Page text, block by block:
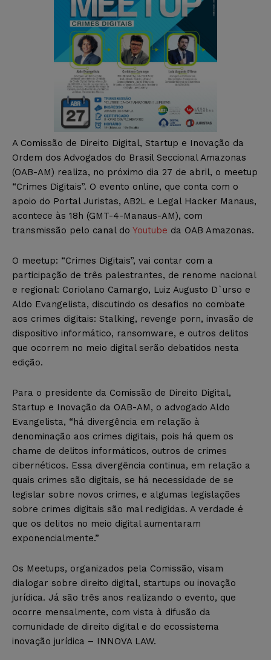
A Comissão de Direito Digital, Startup e Inovação da
Ordem dos Advogados do Brasil Seccional Amazonas
(OAB-AM) realiza, no próximo dia 27 de abril, o meetup
“Crimes Digitais”. O evento online, que conta com o
apoio do Portal Juristas, AB2L e Legal Hacker Manaus,
acontece às 18h (GMT-4-Manaus-AM), com
transmissão pelo canal do Youtube da OAB Amazonas.
O meetup: “Crimes Digitais”, vai contar com a
participação de três palestrantes, de renome nacional
e regional: Coriolano Camargo, Luiz Augusto D`urso e
Aldo Evangelista, discutindo os desafios no combate
aos crimes digitais: Stalking, revenge porn, invasão de
dispositivo informático, ransomware, e outros delitos
que ocorrem no meio digital serão debatidos nesta
edição.
Para o presidente da Comissão de Direito Digital,
Startup e Inovação da OAB-AM, o advogado Aldo
Evangelista, “há divergência em relação à
denominação aos crimes digitais, pois há quem os
chame de delitos informáticos, outros de crimes
cibernéticos. Essa divergência continua, em relação a
quais crimes são digitais, se há necessidade de se
legislar sobre novos crimes, e algumas legislações
sobre crimes digitais são mal redigidas. A verdade é
que os delitos no meio digital aumentaram
exponencialmente.”
Os Meetups, organizados pela Comissão, visam
dialogar sobre direito digital, startups ou inovação
jurídica. Já são três anos realizando o evento, que
ocorre mensalmente, com vista à difusão da
comunidade de direito digital e do ecossistema
inovação jurídica – INNOVA LAW.